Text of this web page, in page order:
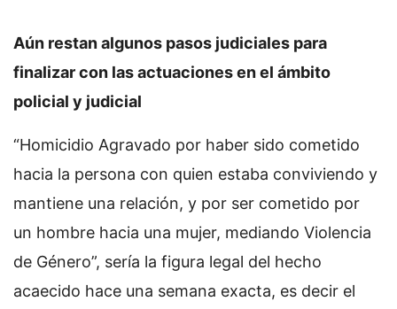
Aún restan algunos pasos judiciales para
finalizar con las actuaciones en el ámbito
policial y judicial
“Homicidio Agravado por haber sido cometido
hacia la persona con quien estaba conviviendo y
mantiene una relación, y por ser cometido por
un hombre hacia una mujer, mediando Violencia
de Género”, sería la figura legal del hecho
acaecido hace una semana exacta, es decir el